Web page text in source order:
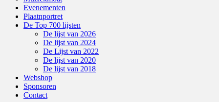
Evenementen
Plaatnportret
De Top 700 lijsten
De lijst van 2026
De lijst van 2024
De Lijst van 2022
De lijst van 2020
De lijst van 2018
Webshop
Sponsoren
Contact